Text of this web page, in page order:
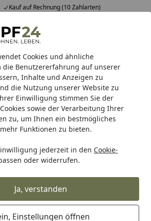
Cookies und ähnliche
die Benutzererfahrung auf unserer
Inhalte und Anzeigen zu
die Nutzung unserer Website zu
Einwilligung stimmen Sie der
sowie der Verarbeitung Ihrer
zu, um Ihnen ein bestmögliches
Funktionen zu bieten.
jederzeit in den Cookie-
oder widerrufen.
Ja, verstanden
Einstellungen öffnen
Kauf auf Rechnung (10 Zahlarten)
Teich Teichbeleuchtung
günstig im
0 Artikel gefunden